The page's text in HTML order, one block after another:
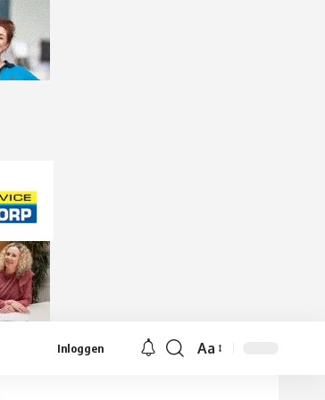
Inloggen
Lettergrootte
Aa